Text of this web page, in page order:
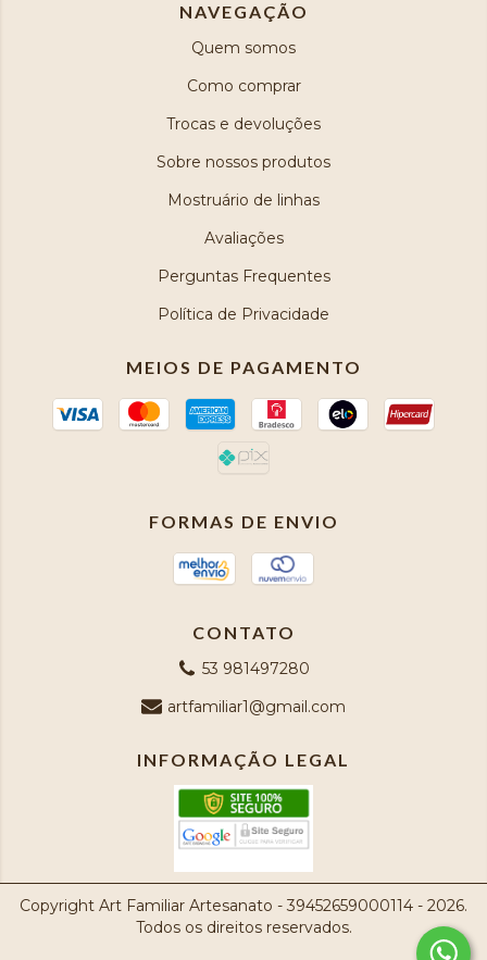
NAVEGAÇÃO
Quem somos
Como comprar
Trocas e devoluções
Sobre nossos produtos
Mostruário de linhas
Avaliações
Perguntas Frequentes
Política de Privacidade
MEIOS DE PAGAMENTO
FORMAS DE ENVIO
CONTATO
53 981497280
artfamiliar1@gmail.com
INFORMAÇÃO LEGAL
Copyright Art Familiar Artesanato - 39452659000114 - 2026.
Todos os direitos reservados.